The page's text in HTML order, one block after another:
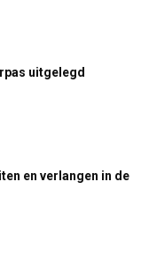
uitgelegd
en verlangen in de